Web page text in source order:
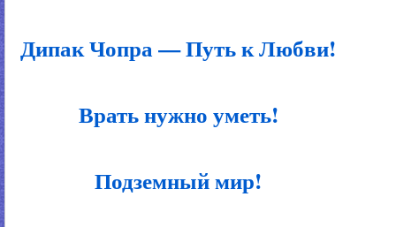
Дипак Чопра — Путь к Любви!
Врать нужно уметь!
Подземный мир!